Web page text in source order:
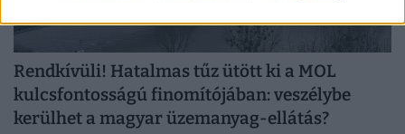
Rendkívüli! Hatalmas tűz ütött ki a MOL
kulcsfontosságú finomítójában: veszélybe
kerülhet a magyar üzemanyag-ellátás?